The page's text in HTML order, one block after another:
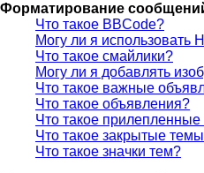
Форматирование
Что такое BBCode?
Могу ли я использовать
Что такое смайлики?
Могу ли я добавлять
Что такое важные
Что такое объявления?
Что такое
Что такое закрытые
Что такое значки тем?